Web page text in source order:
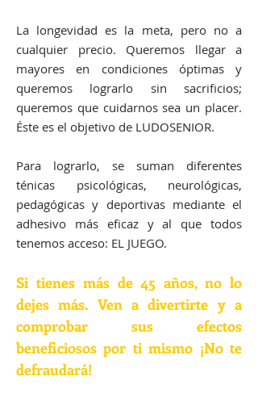
La longevidad es la meta, pero no a
cualquier precio. Queremos llegar a
mayores en condiciones óptimas y
queremos lograrlo sin sacrificios;
queremos que cuidarnos sea un placer.
Éste es el objetivo de LUDOSENIOR.
Para lograrlo, se suman diferentes
ténicas psicológicas, neurológicas,
pedagógicas y deportivas mediante el
adhesivo más eficaz y al que todos
tenemos acceso: EL JUEGO.
Si tienes más de 45 años, no lo
dejes más. Ven a divertirte y a
comprobar sus efectos
beneficiosos por ti mismo ¡No te
defraudará!